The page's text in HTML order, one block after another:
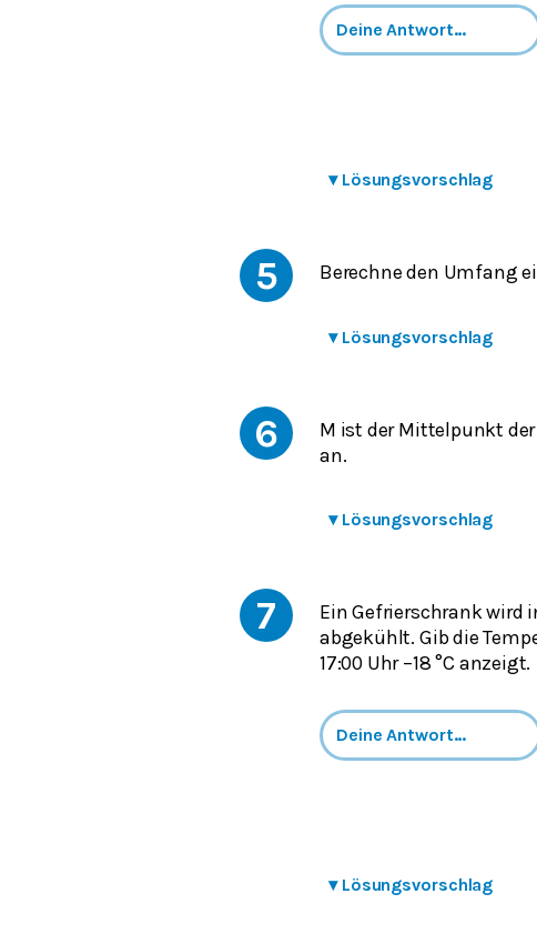
▾ Lösungsvorschlag
5 Berechne den Umfang
▾ Lösungsvorschlag
6
M ist der Mittelpunkt der
an.
▾ Lösungsvorschlag
7
Ein Gefrierschrank wird
abgekühlt. Gib die
17:00 Uhr –18 °C anzeigt.
▾ Lösungsvorschlag